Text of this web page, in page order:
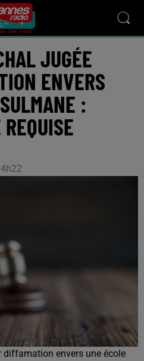
JUGÉE
ENVERS
:
envers une école